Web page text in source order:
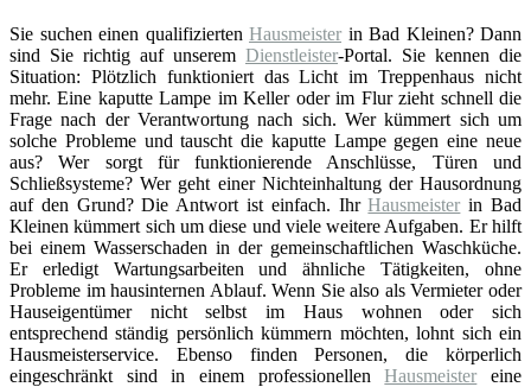
Sie suchen einen qualifizierten Hausmeister in Bad Kleinen? Dann
sind Sie richtig auf unserem Dienstleister-Portal. Sie kennen die
Situation: Plötzlich funktioniert das Licht im Treppenhaus nicht
mehr. Eine kaputte Lampe im Keller oder im Flur zieht schnell die
Frage nach der Verantwortung nach sich. Wer kümmert sich um
solche Probleme und tauscht die kaputte Lampe gegen eine neue
aus? Wer sorgt für funktionierende Anschlüsse, Türen und
Schließsysteme? Wer geht einer Nichteinhaltung der Hausordnung
auf den Grund? Die Antwort ist einfach. IhrHausmeister in Bad
Kleinen kümmert sich um diese und viele weitere Aufgaben. Er hilft
bei einem Wasserschaden in der gemeinschaftlichen Waschküche.
Er erledigt Wartungsarbeiten und ähnliche Tätigkeiten, ohne
Probleme im hausinternen Ablauf. Wenn Sie also als Vermieter oder
Hauseigentümer nicht selbst im Haus wohnen oder sich
entsprechend ständig persönlich kümmern möchten, lohnt sich ein
Hausmeisterservice. Ebenso finden Personen, die körperlich
eingeschränkt sind in einem professionellenHausmeister eine